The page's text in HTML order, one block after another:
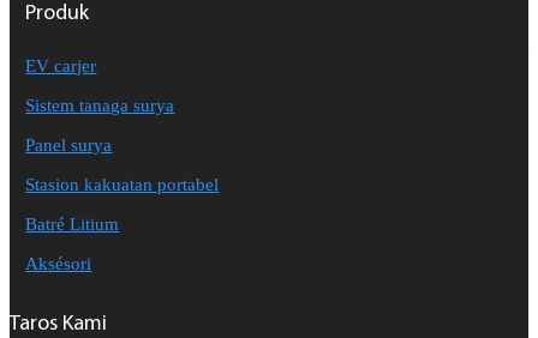
Produk
EV carjer
Sistem tanaga surya
Panel surya
Stasion kakuatan portabel
Batré Litium
Aksésori
Taros Kami